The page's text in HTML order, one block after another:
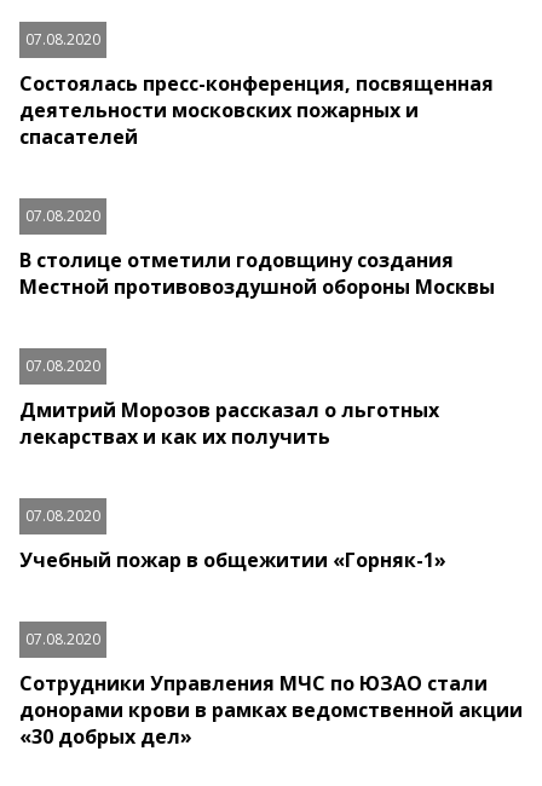
07.08.2020
Состоялась пресс-конференция, посвященная
деятельности московских пожарных и
спасателей
07.08.2020
В столице отметили годовщину создания
Местной противовоздушной обороны Москвы
07.08.2020
Дмитрий Морозов рассказал о льготных
лекарствах и как их получить
07.08.2020
Учебный пожар в общежитии «Горняк-1»
07.08.2020
Сотрудники Управления МЧС по ЮЗАО стали
донорами крови в рамках ведомственной акции
«30 добрых дел»